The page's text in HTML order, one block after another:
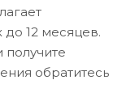
до 12 месяцев.
обратитесь